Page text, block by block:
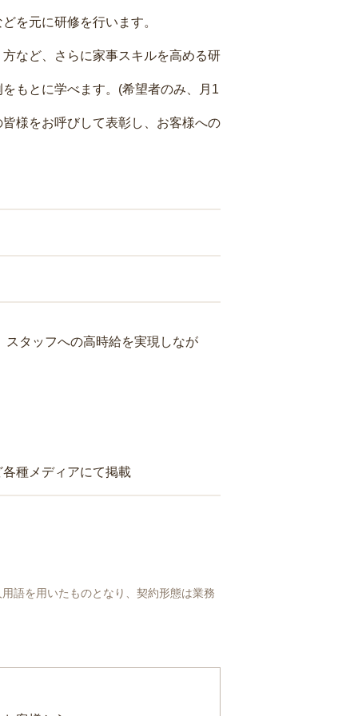
を元に研修を行います。
など、さらに家事スキルを高める研
もとに学べます。(希望者のみ、月1
様をお呼びして表彰し、お客様への
タッフへの高時給を実現しなが
種メディアにて掲載
語を用いたものとなり、契約形態は業務